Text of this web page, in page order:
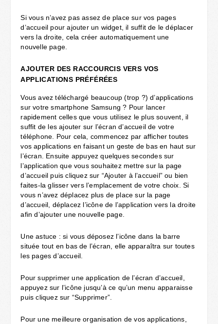
Si vous n’avez pas assez de place sur vos pages
d’accueil pour ajouter un widget, il suffit de le déplacer
vers la droite, cela créer automatiquement une
nouvelle page.
AJOUTER DES RACCOURCIS VERS VOS
APPLICATIONS PRÉFÉRÉES
Vous avez téléchargé beaucoup (trop ?) d’applications
sur votre smartphone Samsung ? Pour lancer
rapidement celles que vous utilisez le plus souvent, il
suffit de les ajouter sur l’écran d’accueil de votre
téléphone. Pour cela, commencez par afficher toutes
vos applications en faisant un geste de bas en haut sur
l’écran. Ensuite appuyez quelques secondes sur
l’application que vous souhaitez mettre sur la page
d’accueil puis cliquez sur “Ajouter à l’accueil” ou bien
faites-la glisser vers l’emplacement de votre choix. Si
vous n’avez déplacez plus de place sur la page
d’accueil, déplacez l’icône de l’application vers la droite
afin d’ajouter une nouvelle page.
Une astuce : si vous déposez l’icône dans la barre
située tout en bas de l’écran, elle apparaîtra sur toutes
les pages d’accueil.
Pour supprimer une application de l’écran d’accueil,
appuyez sur l’icône jusqu’à ce qu’un menu apparaisse
puis cliquez sur “Supprimer”.
Pour une meilleure organisation de vos applications,